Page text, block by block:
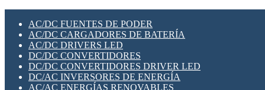
SWITCH Y MICROSWITCH
TARJETAS PI
UNIÓN Y DERIVACIÓN DE CABLE
PLACAS MODULARES IOT
SWITCHES Y REDES WIFI
SOLUCIONES IOT
SOLUCIONES LORAWAN
SOLUCIONES RED CELULAR
SEGURIDAD PARA REDES
AC/DC FUENTES DE PODER
AC/DC CARGADORES DE BATERÍA
AC/DC DRIVERS LED
DC/DC CONVERTIDORES
DC/DC CONVERTIDORES DRIVER LED
DC/AC INVERSORES DE ENERGÍA
AC/AC ENERGÍAS RENOVABLES